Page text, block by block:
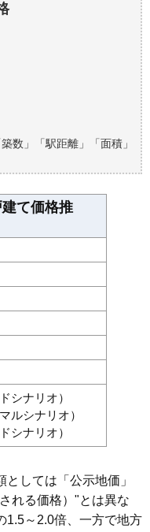
去の売買事例
検討しよう
買える？
数」「駅距離」「面積」
て価格推
シナリオ）
ルシナリオ）
シナリオ）
しては「公示地価」
れる価格）"とは異な
1.5～2.0倍、一方で地方